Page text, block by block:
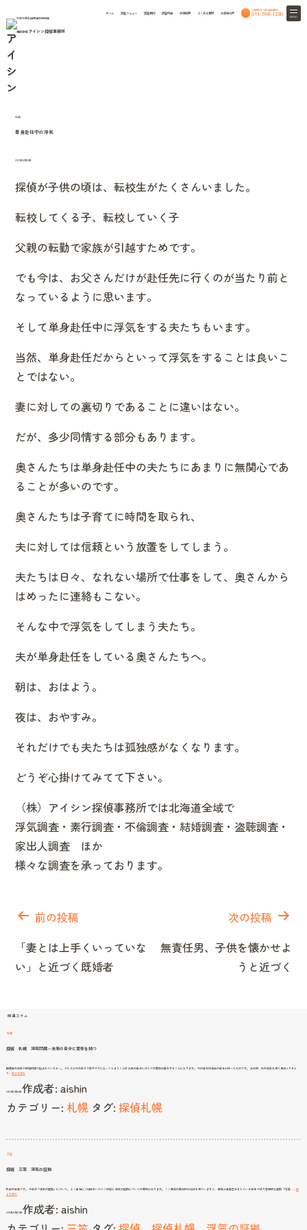
札幌弁護士協同組合特約店
株式会社 アイシン探偵事務所
ホーム 調査メニュー 調査事例 調査料金 会社概要 よくある質問 お客様の声
24時間365日相談無料
011-598-1230 MENU
札幌
単身赴任中の浮気
2021年8月31日
探偵が子供の頃は、転校生がたくさんいました。
転校してくる子、転校していく子
父親の転勤で家族が引越すためです。
でも今は、お父さんだけが赴任先に行くのが当たり前と
なっているように思います。
そして単身赴任中に浮気をする夫たちもいます。
当然、単身赴任だからといって浮気をすることは良いこ
とではない。
妻に対しての裏切りであることに違いはない。
だが、多少同情する部分もあります。
奥さんたちは単身赴任中の夫たちにあまりに無関心であ
ることが多いのです。
奥さんたちは子育てに時間を取られ、
夫に対しては信頼という放置をしてしまう。
夫たちは日々、なれない場所で仕事をして、奥さんから
はめったに連絡もこない。
そんな中で浮気をしてしまう夫たち。
夫が単身赴任をしている奥さんたちへ。
朝は、おはよう。
夜は、おやすみ。
それだけでも夫たちは孤独感がなくなります。
どうぞ心掛けてみてて下さい。
（株）アイシン探偵事務所では北海道全域で
浮気調査・素行調査・不倫調査・結婚調査・盗聴調査・
家出人調査 ほか
様々な調査を承っております。
稿
ビ
ゲ
ン
前の投稿
「妻とは上手くいっていな
い」と近づく既婚者
次の投稿
無責任男、子供を懐かせよ
うと近づく
関連コラム
札幌
探偵 札幌 浮気問題～未来の自分に責任を持つ
配偶者の浮気や離婚問題で悩まれている方へ。 アナタが今の辛さで投げやりになってしまうことは 未来の自分に対しての責任放棄をすることになります。 今の自分は過去の自分が作ったものです。 あの時、夫の浮気を見て見ぬふりをし
て…続きを読む探
幌
題
に
2013年1月14日作成者: aishin
カテゴリー: 札幌 タグ: 探偵札幌
三笠
探偵 三笠 浮気の証拠
代表の高橋です。 今日は「浮気の証拠」について。 よく当社にご相談をいただく内容に 浮気の証拠についての質問があります。 ここ最近の裁判所の判決を見ていますと、 被告が事実否定をしている場合 やはり客観的な証拠 『写真、…続
きを読む探
浮
証
2011年8月23日作成者: aishin